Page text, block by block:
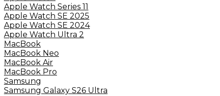
Apple Watch Series 11
Apple Watch SE 2025
Apple Watch SE 2024
Apple Watch Ultra 2
MacBook
MacBook Neo
MacBook Air
MacBook Pro
Samsung
Samsung Galaxy S26 Ultra